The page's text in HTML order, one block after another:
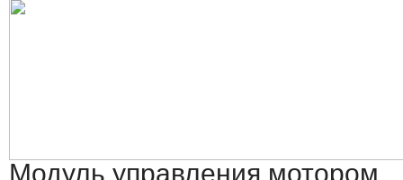
Модуль управления мотором